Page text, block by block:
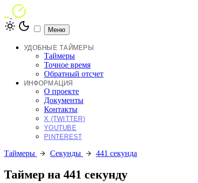
Меню
УДОБНЫЕ ТАЙМЕРЫ
Таймеры
Точное время
Обратный отсчет
ИНФОРМАЦИЯ
О проекте
Документы
Контакты
X (TWITTER)
YOUTUBE
PINTEREST
Таймеры Секунды 441 секунда
Таймер на 441 секунду